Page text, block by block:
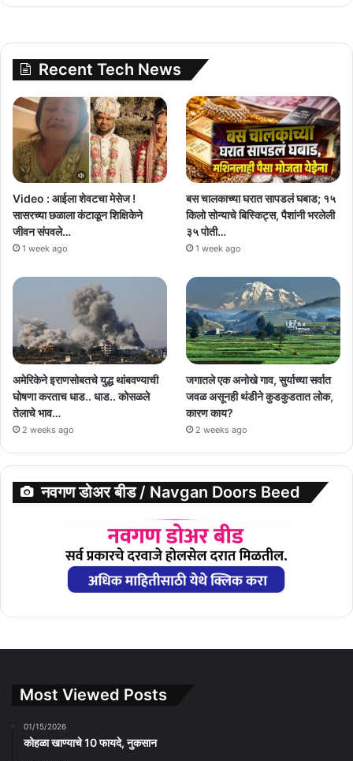
Recent Tech News
Video : आईला शेवटचा मेसेज !
सासरच्या छळाला कंटाळून शिक्षिकेने
जीवन संपवले…
1 week ago
बस चालकाच्या घरात सापडलं घबाड; १५
किलो सोन्याचे बिस्किट्स, पैशांनी भरलेली
३५ पोती…
1 week ago
अमेरिकेने इराणसोबतचे युद्ध थांबवण्याची
घोषणा करताच धाड.. धाड.. कोसळले
तेलाचे भाव…
2 weeks ago
जगातले एक अनोखे गाव, सुर्याच्या सर्वात
जवळ असूनही थंडीने कुडकुडतात लोक,
कारण काय?
2 weeks ago
नवगण डोअर बीड / Navgan Doors Beed
Most Viewed Posts
01/15/2026
कोहळा खाण्याचे 10 फायदे, नुकसान